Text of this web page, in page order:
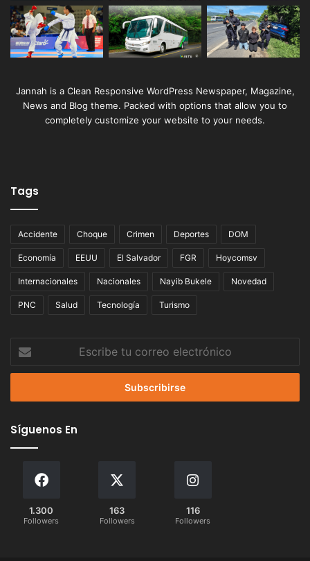
Jannah is a Clean Responsive WordPress Newspaper, Magazine,
News and Blog theme. Packed with options that allow you to
completely customize your website to your needs.
Tags
Accidente Choque Crimen Deportes DOM
Economía EEUU El Salvador FGR Hoycomsv
Internacionales Nacionales Nayib Bukele Novedad
PNC Salud Tecnología Turismo
Escribe
tu
correo
Síguenos En
1.300
Followers
163
Followers
116
Followers